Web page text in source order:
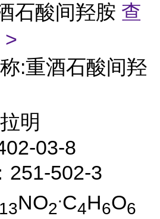
石酸间羟胺 查
>
:重酒石酸间羟
明
03-8
251-502-3
13NO2
.C4H6O6